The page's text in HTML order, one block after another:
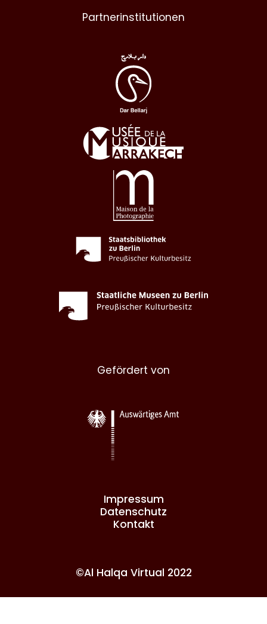
Partnerinstitutionen
Gefördert von
Impressum
Datenschutz
Kontakt
©Al Halqa Virtual 2022